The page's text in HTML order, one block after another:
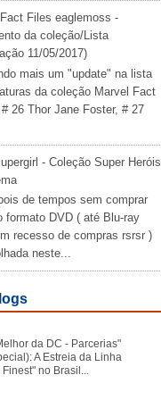
Files eaglemoss -
da coleção/Lista
11/05/2017)
mais um "update" na lista
da coleção Marvel Fact
26 Thor Jane Foster, # 27
- Coleção Super Heróis
de tempos sem comprar
formato DVD ( até Blu-ray
recesso de compras rsrsr )
neste...
da DC - Parcerias"
A Estreia da Linha
Finest" no Brasil...